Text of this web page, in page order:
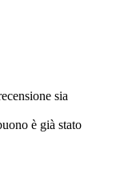
sia
è già stato